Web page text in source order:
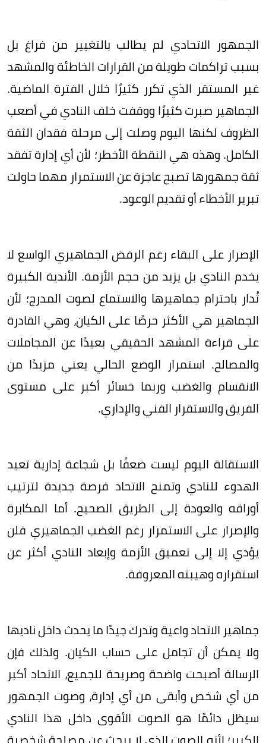
الجمهور الاتحادي لم يطالب بالتغيير من فراغ بل
بسبب تراكمات طويلة من القرارات الخاطئة والمشهد
غير المستقر الذي تكرر كثيرًا خلال الفترة الماضية.
الجماهير صبرت كثيرًا ووقفت خلف النادي في أصعب
الظروف لكنها اليوم وصلت إلى مرحلة فقدان الثقة
الكامل. وهذه هي النقطة الأخطر؛ لأن أي إدارة تفقد
ثقة جمهورها تصبح عاجزة عن الاستمرار مهما حاولت
تبرير الأخطاء أو تقديم الوعود.
الإصرار على البقاء رغم الرفض الجماهيري الواسع لا
يخدم النادي بل يزيد من حجم الأزمة. الأندية الكبيرة
تُدار باحترام جماهيرها والاستماع لصوت المدرج؛ لأن
الجماهير هي الأكثر حرصًا على الكيان، وهي القادرة
على قراءة المشهد الحقيقي بعيدًا عن المجاملات
والمصالح. استمرار الوضع الحالي يعني مزيدًا من
الانقسام والغضب وربما خسائر أكبر على مستوى
الفريق والاستقرار الفني والإداري.
الاستقالة اليوم ليست ضعفًا بل شجاعة إدارية تعيد
الهدوء للنادي وتمنح الاتحاد فرصة جديدة لترتيب
أوراقه والعودة إلى الطريق الصحيح. أما المكابرة
والإصرار على الاستمرار رغم الغضب الجماهيري فلن
يؤدي إلا إلى تعميق الأزمة وإبعاد النادي أكثر عن
استقراره وهيبته المعروفة.
جماهير الاتحاد واعية وتدرك جيدًا ما يحدث داخل ناديها
ولا يمكن أن تجامل على حساب الكيان. ولذلك فإن
الرسالة أصبحت واضحة وصريحة للجميع، الاتحاد أكبر
من أي شخص وأبقى من أي إدارة، وصوت الجمهور
سيظل دائمًا هو الصوت الأقوى داخل هذا النادي